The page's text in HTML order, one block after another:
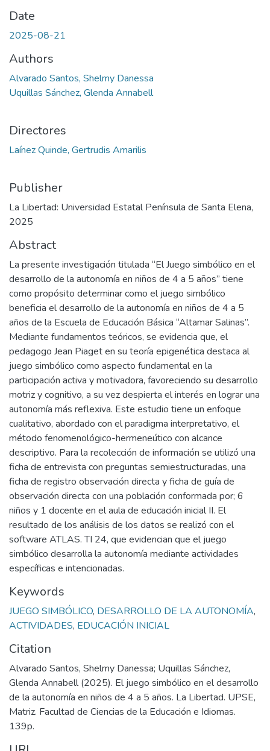
Date
2025-08-21
Authors
Alvarado Santos, Shelmy Danessa
Uquillas Sánchez, Glenda Annabell
Directores
Laínez Quinde, Gertrudis Amarilis
Publisher
La Libertad: Universidad Estatal Península de Santa Elena,
2025
Abstract
La presente investigación titulada “El Juego simbólico en el
desarrollo de la autonomía en niños de 4 a 5 años” tiene
como propósito determinar como el juego simbólico
beneficia el desarrollo de la autonomía en niños de 4 a 5
años de la Escuela de Educación Básica “Altamar Salinas”.
Mediante fundamentos teóricos, se evidencia que, el
pedagogo Jean Piaget en su teoría epigenética destaca al
juego simbólico como aspecto fundamental en la
participación activa y motivadora, favoreciendo su desarrollo
motriz y cognitivo, a su vez despierta el interés en lograr una
autonomía más reflexiva. Este estudio tiene un enfoque
cualitativo, abordado con el paradigma interpretativo, el
método fenomenológico-hermeneútico con alcance
descriptivo. Para la recolección de información se utilizó una
ficha de entrevista con preguntas semiestructuradas, una
ficha de registro observación directa y ficha de guía de
observación directa con una población conformada por; 6
niños y 1 docente en el aula de educación inicial II. El
resultado de los análisis de los datos se realizó con el
software ATLAS. TI 24, que evidencian que el juego
simbólico desarrolla la autonomía mediante actividades
específicas e intencionadas.
Keywords
JUEGO SIMBÓLICO, DESARROLLO DE LA AUTONOMÍA,
ACTIVIDADES, EDUCACIÓN INICIAL
Citation
Alvarado Santos, Shelmy Danessa; Uquillas Sánchez,
Glenda Annabell (2025). El juego simbólico en el desarrollo
de la autonomía en niños de 4 a 5 años. La Libertad. UPSE,
Matriz. Facultad de Ciencias de la Educación e Idiomas.
139p.